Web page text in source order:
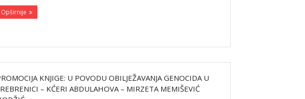
Opširnije
KNJIGE: U POVODU OBILJEŽAVANJA GENOCIDA U
– KĆERI ABDULAHOVA – MIRZETA MEMIŠEVIĆ